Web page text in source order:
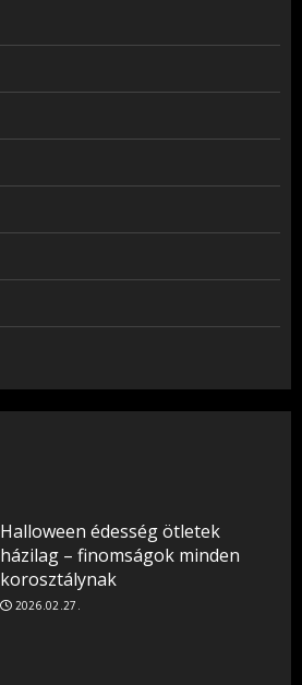
Halloween édesség ötletek
házilag – finomságok minden
korosztálynak
2026.02.27.